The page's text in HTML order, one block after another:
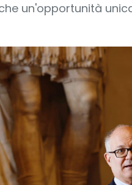
un'opportunità